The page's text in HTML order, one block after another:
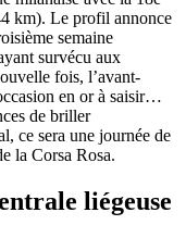
km). Le profil annonce
semaine
survécu aux
fois, l’avant-
en or à saisir…
de briller
ce sera une journée de
la Corsa Rosa.
liégeuse